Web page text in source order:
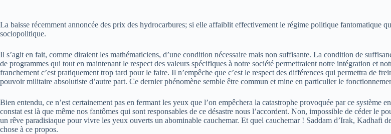
La baisse récemment annoncée des prix des hydrocarbures; si elle affaiblit effectivement le régime politique fantomatique
sociopolitique.
Il s’agit en fait, comme diraient les mathématiciens, d’une condition nécessaire mais non suffisante. La condition de
de programmes qui tout en maintenant le respect des valeurs spécifiques à notre société permettraient notre intégration et
franchement c’est pratiquement trop tard pour le faire. Il n’empêche que c’est le respect des différences qui permettra de
pouvoir militaire absolutiste d’autre part. Ce dernier phénomène semble être commun et mine en particulier le
Bien entendu, ce n’est certainement pas en fermant les yeux que l’on empêchera la catastrophe provoquée par ce
constat est là que même nos fantômes qui sont responsables de ce désastre nous l’accordent. Non, impossible de céder le
un rêve paradisiaque pour vivre les yeux ouverts un abominable cauchemar. Et quel cauchemar ! Saddam d’Irak,
chose à ce propos.